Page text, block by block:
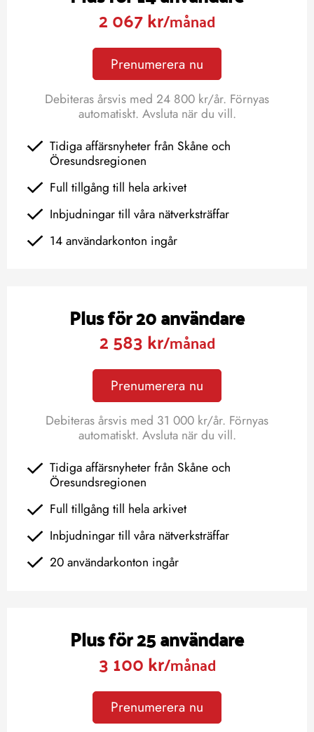
2 067 kr/månad
Prenumerera nu
Debiteras årsvis med 24 800 kr/år. Förnyas
automatiskt. Avsluta när du vill.
Tidiga affärsnyheter från Skåne och
Öresundsregionen
Full tillgång till hela arkivet
Inbjudningar till våra nätverksträffar
14 användarkonton ingår
Plus för 20 användare
2 583 kr/månad
Prenumerera nu
Debiteras årsvis med 31 000 kr/år. Förnyas
automatiskt. Avsluta när du vill.
Tidiga affärsnyheter från Skåne och
Öresundsregionen
Full tillgång till hela arkivet
Inbjudningar till våra nätverksträffar
20 användarkonton ingår
Plus för 25 användare
3 100 kr/månad
Prenumerera nu